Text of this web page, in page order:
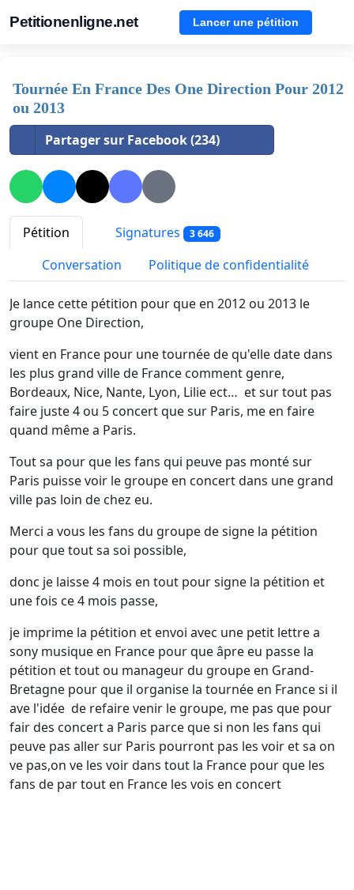
Petitionenligne.net Lancer une pétition
Tournée En France Des One Direction Pour 2012
ou 2013
Partager sur Facebook (234)
Pétition Signatures 3 646
Conversation Politique de confidentialité
Je lance cette pétition pour que en 2012 ou 2013 le
groupe One Direction,
vient en France pour une tournée de qu'elle date dans
les plus grand ville de France comment genre,
Bordeaux, Nice, Nante, Lyon, Lilie ect… et sur tout pas
faire juste 4 ou 5 concert que sur Paris, me en faire
quand même a Paris.
Tout sa pour que les fans qui peuve pas monté sur
Paris puisse voir le groupe en concert dans une grand
ville pas loin de chez eu.
Merci a vous les fans du groupe de signe la pétition
pour que tout sa soi possible,
donc je laisse 4 mois en tout pour signe la pétition et
une fois ce 4 mois passe,
je imprime la pétition et envoi avec une petit lettre a
sony musique en France pour que âpre eu passe la
pétition et tout ou manageur du groupe en Grand-
Bretagne pour que il organise la tournée en France si il
ave l'idée de refaire venir le groupe, me pas que pour
fair des concert a Paris parce que si non les fans qui
peuve pas aller sur Paris pourront pas les voir et sa on
ve pas,on ve les voir dans tout la France pour que les
fans de par tout en France les vois en concert